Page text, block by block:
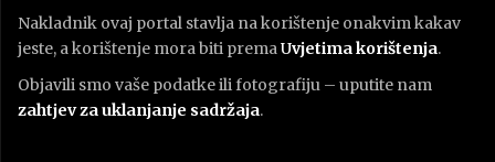
Nakladnik ovaj portal stavlja na korištenje onakvim kakav
jeste, a korištenje mora biti premaUvjetima korištenja.
Objavili smo vaše podatke ili fotografiju – uputite nam
zahtjev za uklanjanje sadržaja.